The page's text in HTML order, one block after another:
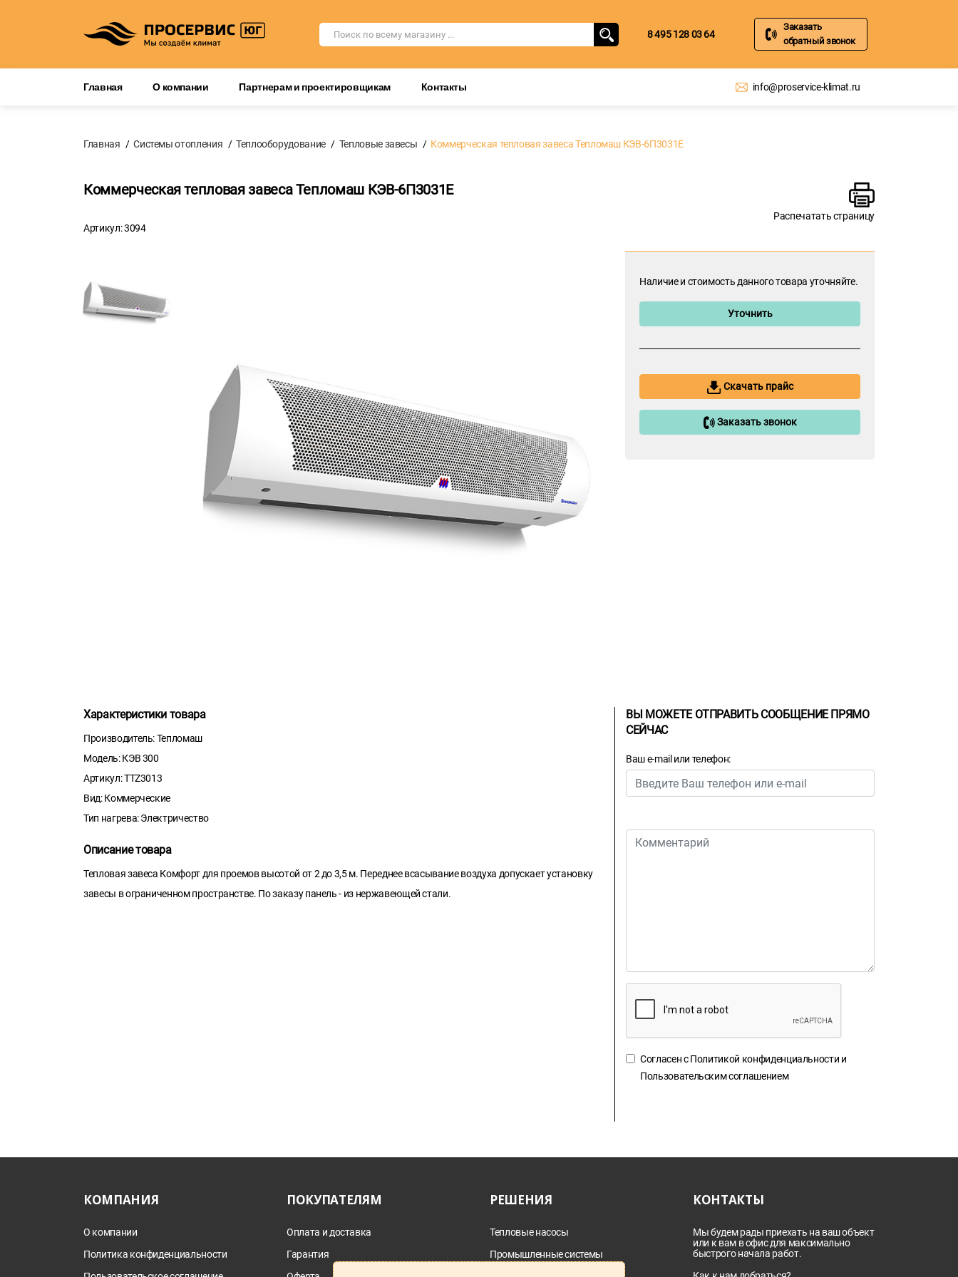
8 495 128 03 64
Заказать
обратный звонок
Главная О компании Партнерам и проектировщикам Контакты info@proservice-klimat.ru
Главная Системы отопления Теплооборудование Тепловые завесы Коммерческая тепловая завеса Тепломаш КЭВ-6П3031Е
Коммерческая тепловая завеса Тепломаш КЭВ-6П3031Е
Артикул: 3094
Распечатать страницу
Наличие и стоимость данного товара уточняйте.
Уточнить
Скачать прайс
Заказать звонок
Характеристики товара
Производитель: Тепломаш
Модель: КЭВ 300
Артикул: TTZ3013
Вид: Коммерческие
Тип нагрева: Электричество
Описание товара
Тепловая завеса Комфорт для проемов высотой от 2 до 3,5 м. Переднее всасывание воздуха допускает установку
завесы в ограниченном пространстве. По заказу панель - из нержавеющей стали.
ВЫ МОЖЕТЕ ОТПРАВИТЬ СООБЩЕНИЕ ПРЯМО
СЕЙЧАС
Ваш e-mail или телефон:
Согласен сПолитикой конфиденциальности и
Пользовательским соглашением
КОМПАНИЯ
О компании
Политика конфиденциальности
ПОКУПАТЕЛЯМ
Оплата и доставка
Гарантия
РЕШЕНИЯ
Тепловые насосы
Промышленные системы
дымоотведения
КОНТАКТЫ
Мы будем рады приехать на ваш объект
или к вам в офис для максимально
быстрого начала работ.